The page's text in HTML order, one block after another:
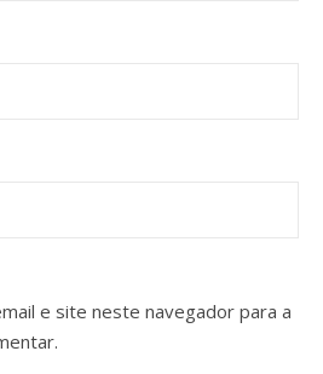
e site neste navegador para a